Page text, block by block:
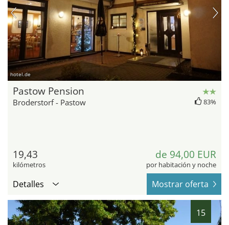
hotel.de
Pastow Pension
Broderstorf - Pastow 83%
19,43
kilómetros
de 94,00 EUR
por habitación y noche
Detalles Mostrar oferta
15